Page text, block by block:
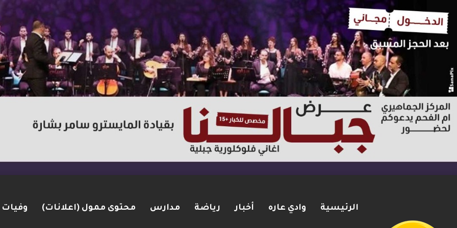
الرئيسية وادي عاره أخبار رياضة مدارس محتوى ممول (اعلانات) وفيات